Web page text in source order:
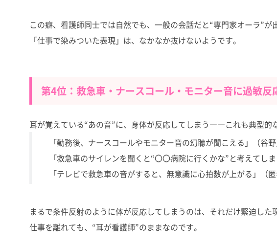
この癖、看護師同士では自然でも、一般の会話だと“専門家オーラ”が
「仕事で染みついた表現」は、なかなか抜けないようです。
第4位：救急車・ナースコール・モニター音に過敏反
耳が覚えている“あの音”に、身体が反応してしまう――これも典型的
「勤務後、ナースコールやモニター音の幻聴が聞こえる」（谷野
「救急車のサイレンを聞くと“〇〇病院に行くかな”と考えてし
「テレビで救急車の音がすると、無意識に心拍数が上がる」（匿
まるで条件反射のように体が反応してしまうのは、それだけ緊迫した
仕事を離れても、“耳が看護師”のままなのです。